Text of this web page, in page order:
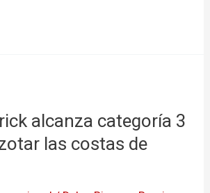
alcanza categoría 3
las costas de